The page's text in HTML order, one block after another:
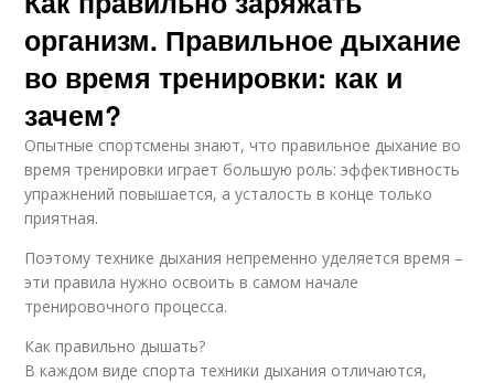
организм. Правильное дыхание
во время тренировки: как и
зачем?
Опытные спортсмены знают, что правильное дыхание во
время тренировки играет большую роль: эффективность
упражнений повышается, а усталость в конце только
приятная.
Поэтому технике дыхания непременно уделяется время –
эти правила нужно освоить в самом начале
тренировочного процесса.
Как правильно дышать?
В каждом виде спорта техники дыхания отличаются,